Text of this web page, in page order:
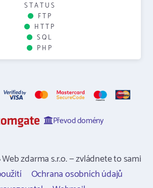
STATUS
FTP
HTTP
SQL
PHP
Převod domény
zdarma s.r.o. — zvládnete to sami
Ochrana osobních údajů